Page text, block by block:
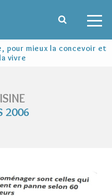
pour mieux la concevoir et
vivre
2006